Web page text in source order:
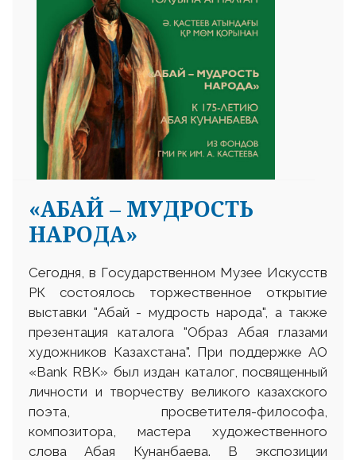
«АБАЙ – МУДРОСТЬ
НАРОДА»
Сегодня, в Государственном Музее Искусств
РК состоялось торжественное открытие
выставки "Абай - мудрость народа", а также
презентация каталога "Образ Абая глазами
художников Казахстана". При поддержке АО
«Bank RBK» был издан каталог, посвященный
личности и творчеству великого казахского
поэта, просветителя-философа,
композитора, мастера художественного
слова Абая Кунанбаева. В экспозиции